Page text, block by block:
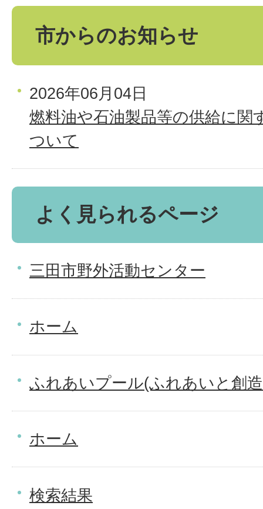
市からのお知らせ
2026年06月04日
燃料油や石油製品等の供給に関
ついて
よく見られるページ
三田市野外活動センター
ホーム
ふれあいプール(ふれあいと創
ホーム
検索結果